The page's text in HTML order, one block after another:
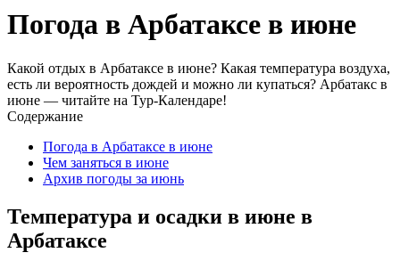
Погода в Арбатаксе в июне
Какой отдых в Арбатаксе в июне? Какая температура воздуха,
есть ли вероятность дождей и можно ли купаться? Арбатакс в
июне — читайте на Тур-Календаре!
Содержание
Погода в Арбатаксе в июне
Чем заняться в июне
Архив погоды за июнь
Температура и осадки в июне в
Арбатаксе